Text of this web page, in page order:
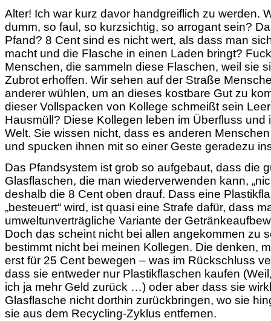
Alter! Ich war kurz davor handgreiflich zu werden.
dumm, so faul, so kurzsichtig, so arrogant sein?
Pfand? 8 Cent sind es nicht wert, als dass man
macht und die Flasche in einen Laden bringt?
Menschen, die sammeln diese Flaschen, weil sie
Zubrot erhoffen. Wir sehen auf der Straße
anderer wühlen, um an dieses kostbare Gut zu
dieser Vollspacken von Kollege schmeißt sein
Hausmüll? Diese Kollegen leben im Überfluss und
Welt. Sie wissen nicht, dass es anderen
und spucken ihnen mit so einer Geste geradezu
Das Pfandsystem ist grob so aufgebaut, dass die
Glasflaschen, die man wiederverwenden kann,
deshalb die 8 Cent oben drauf. Dass eine
„besteuert“ wird, ist quasi eine Strafe dafür, dass
umweltunverträgliche Variante der
Doch das scheint nicht bei allen angekommen zu
bestimmt nicht bei meinen Kollegen. Die denken,
erst für 25 Cent bewegen – was im Rückschluss
dass sie entweder nur Plastikflaschen kaufen
ich ja mehr Geld zurück …) oder aber dass sie
Glasflasche nicht dorthin zurückbringen, wo sie
sie aus dem Recycling-Zyklus entfernen.